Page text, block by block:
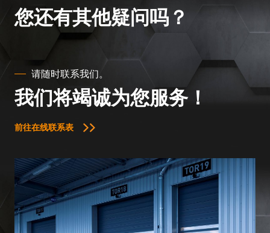
您还有其他疑问吗？
请随时联系我们。
我们将竭诚为您服务！
前往在线联系表